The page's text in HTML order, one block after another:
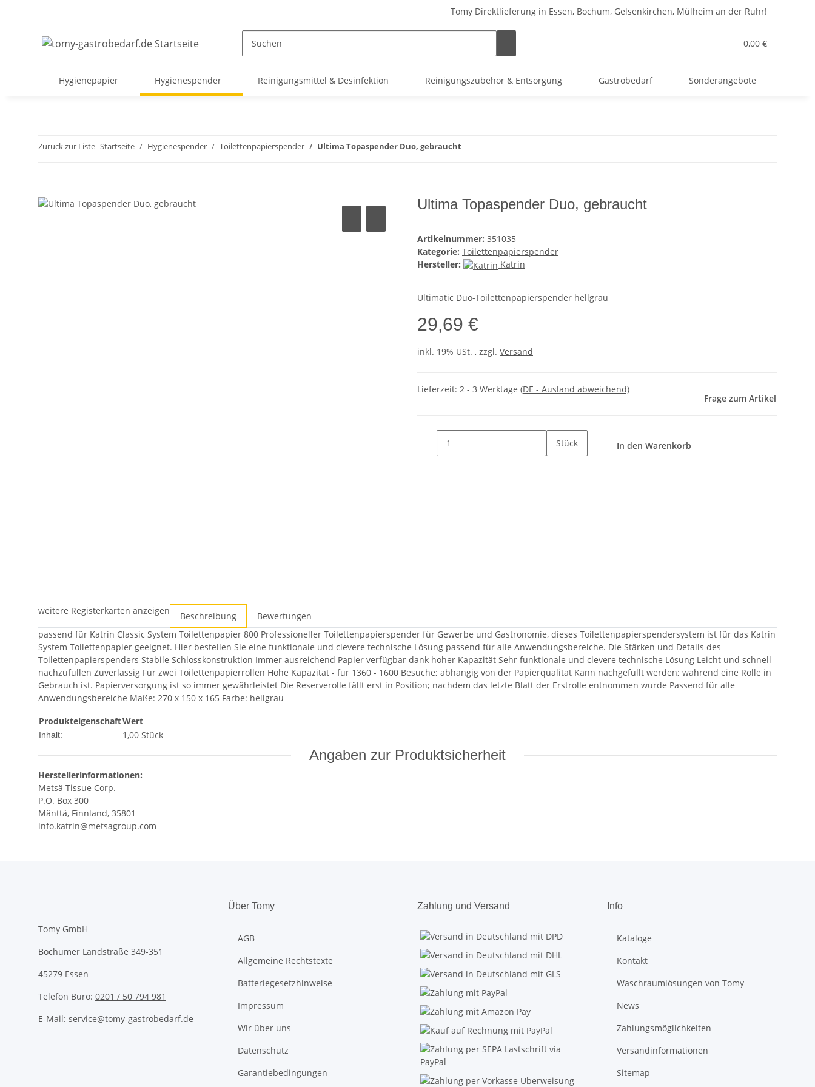
Tomy Direktlieferung in Essen, Bochum, Gelsenkirchen, Mülheim an der Ruhr!
0,00 €
Hygienepapier Hygienespender Reinigungsmittel & Desinfektion Reinigungszubehör & Entsorgung Gastrobedarf Sonderangebote
Zurück zur Liste Startseite Hygienespender Toilettenpapierspender Ultima Topaspender Duo, gebraucht
Ultima Topaspender Duo, gebraucht
Artikelnummer: 351035
Kategorie: Toilettenpapierspender
Hersteller:
Katrin
Ultimatic Duo-Toilettenpapierspender hellgrau
29,69 €
inkl. 19% USt. , zzgl. Versand
Lieferzeit: 2 - 3 Werktage (DE - Ausland abweichend)
Frage zum Artikel
Stück In den Warenkorb
weitere Registerkarten anzeigen Beschreibung
Bewertungen
passend für Katrin Classic System Toilettenpapier 800 Professioneller Toilettenpapierspender für Gewerbe und Gastronomie, dieses Toilettenpapierspendersystem ist für das Katrin
System Toilettenpapier geeignet. Hier bestellen Sie eine funktionale und clevere technische Lösung passend für alle Anwendungsbereiche. Die Stärken und Details des
Toilettenpapierspenders Stabile Schlosskonstruktion Immer ausreichend Papier verfügbar dank hoher Kapazität Sehr funktionale und clevere technische Lösung Leicht und schnell
nachzufüllen Zuverlässig Für zwei Toilettenpapierrollen Hohe Kapazität - für 1360 - 1600 Besuche; abhängig von der Papierqualität Kann nachgefüllt werden; während eine Rolle in
Gebrauch ist. Papierversorgung ist so immer gewährleistet Die Reserverolle fällt erst in Position; nachdem das letzte Blatt der Erstrolle entnommen wurde Passend für alle
Anwendungsbereiche Maße: 270 x 150 x 165 Farbe: hellgrau
ProdukteigenschaftWert
Inhalt: 1,00 Stück
Angaben zur Produktsicherheit
Herstellerinformationen:
Metsä Tissue Corp.
P.O. Box 300
Mänttä, Finnland, 35801
info.katrin@metsagroup.com
Tomy GmbH
Bochumer Landstraße 349-351
45279 Essen
Telefon Büro: 0201 / 50 794 981
E-Mail: service@tomy-gastrobedarf.de
Über Tomy
AGB
Allgemeine Rechtstexte
Batteriegesetzhinweise
Impressum
Wir über uns
Datenschutz
Garantiebedingungen
Zahlung und Versand Info
Kataloge
Kontakt
Waschraumlösungen von Tomy
News
Zahlungsmöglichkeiten
Versandinformationen
Sitemap